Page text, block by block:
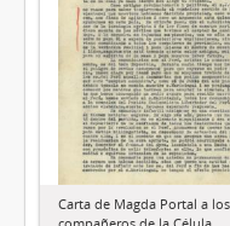
Carta de Magda Portal a los